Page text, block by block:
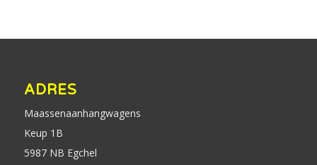
ADRES
Maassenaanhangwagens
Keup 1B
5987 NB Egchel